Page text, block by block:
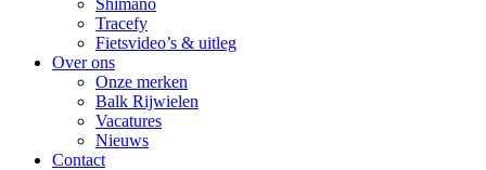
Shimano
Tracefy
Fietsvideo’s & uitleg
Over ons
Onze merken
Balk Rijwielen
Vacatures
Nieuws
Contact